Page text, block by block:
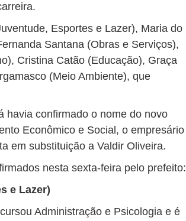
Esportes e Lazer), Maria do
Santana (Obras e Serviços),
Cristina Catão (Educação), Graça
(Meio Ambiente), que
havia confirmado o nome do novo
Econômico e Social, o empresário
em substituição a Valdir Oliveira.
nesta sexta-feira pelo prefeito:
e Lazer)
Administração e Psicologia e é